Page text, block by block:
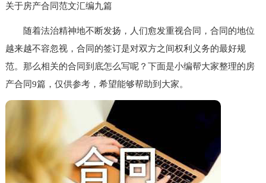
关于房产合同范文汇编九篇
随着法治精神地不断发扬，人们愈发重视合同，合同的地位
越来越不容忽视，合同的签订是对双方之间权利义务的最好规
范。那么相关的合同到底怎么写呢？下面是小编帮大家整理的房
产合同9篇，仅供参考，希望能够帮助到大家。